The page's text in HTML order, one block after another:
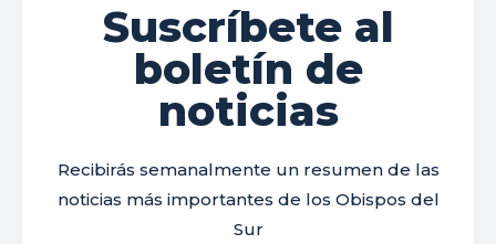
Suscríbete al
boletín de
noticias
Recibirás semanalmente un resumen de las
noticias más importantes de los Obispos del
Sur